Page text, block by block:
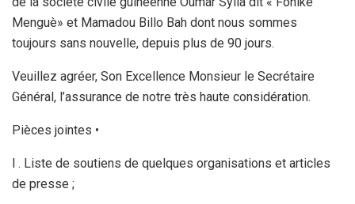
Menguè» et Mamadou Billo Bah dont nous sommes
toujours sans nouvelle, depuis plus de 90 jours.
Veuillez agréer, Son Excellence Monsieur le Secrétaire
Général, l’assurance de notre très haute considération.
Pièces jointes •
l . Liste de soutiens de quelques organisations et articles
de presse ;